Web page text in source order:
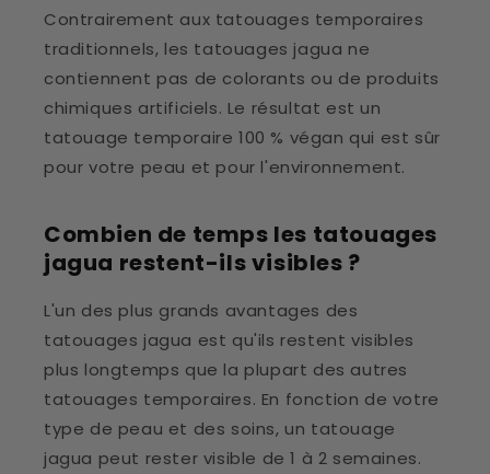
Contrairement aux tatouages temporaires
traditionnels, les tatouages jagua ne
contiennent pas de colorants ou de produits
chimiques artificiels. Le résultat est un
tatouage temporaire 100 % végan qui est sûr
pour votre peau et pour l'environnement.
Combien de temps les tatouages
jagua restent-ils visibles ?
L'un des plus grands avantages des
tatouages jagua est qu'ils restent visibles
plus longtemps que la plupart des autres
tatouages temporaires. En fonction de votre
type de peau et des soins, un tatouage
jagua peut rester visible de 1 à 2 semaines.